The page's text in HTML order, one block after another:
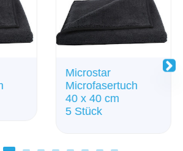
Microstar
Microfasertuch
40 x 40 cm
5 Stück